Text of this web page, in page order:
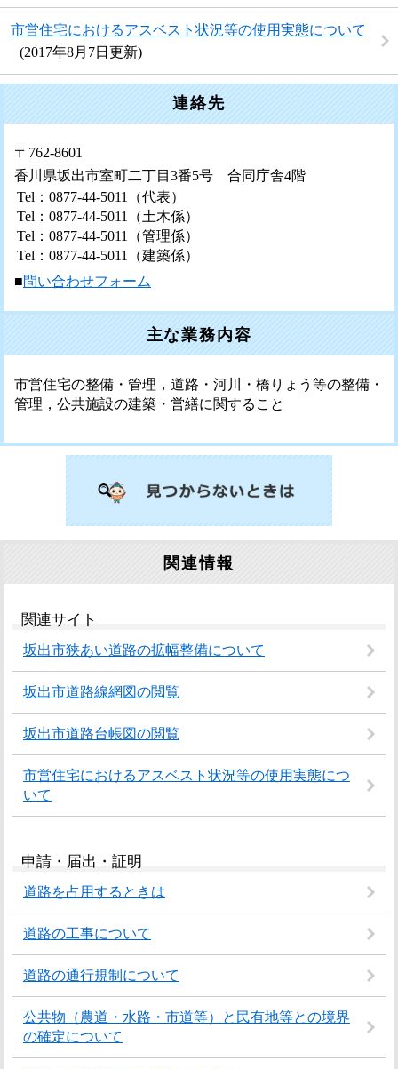
市営住宅におけるアスベスト状況等の使用実態について
2017年8月7日更新
連絡先
〒762-8601
香川県坂出市室町二丁目3番5号 合同庁舎4階
Tel：0877-44-5011
（代表）
Tel：0877-44-5011
（土木係）
Tel：0877-44-5011
（管理係）
Tel：0877-44-5011
（建築係）
■問い合わせフォーム
主な業務内容
市営住宅の整備・管理，道路・河川・橋りょう等の整備・
管理，公共施設の建築・営繕に関すること
関連情報
関連サイト
坂出市狭あい道路の拡幅整備について
坂出市道路線網図の閲覧
坂出市道路台帳図の閲覧
市営住宅におけるアスベスト状況等の使用実態につ
いて
申請・届出・証明
道路を占用するときは
道路の工事について
道路の通行規制について
公共物（農道・水路・市道等）と民有地等との境界
の確定について